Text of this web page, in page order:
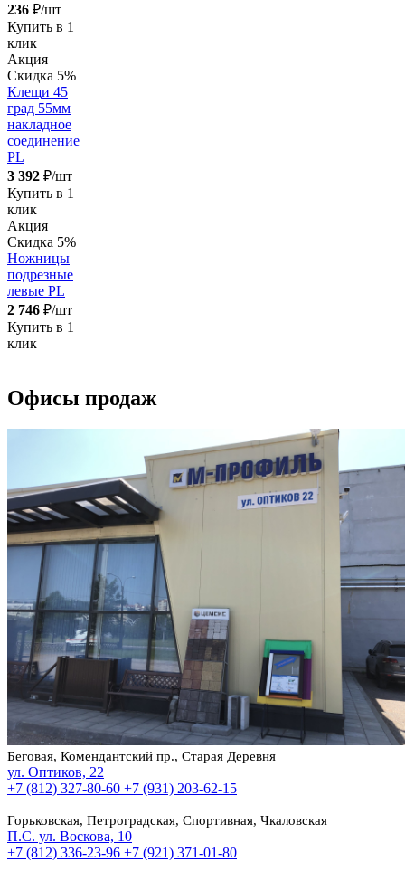
236 ₽/шт
Купить в 1
клик
Акция
Скидка 5%
Клещи 45
град 55мм
накладное
соединение
PL
3 392 ₽/шт
Купить в 1
клик
Акция
Скидка 5%
Ножницы
подрезные
левые PL
2 746 ₽/шт
Купить в 1
клик
Офисы продаж
Беговая, Комендантский пр., Старая Деревня
ул. Оптиков, 22
+7 (812) 327-80-60 +7 (931) 203-62-15
Горьковская, Петроградская, Спортивная, Чкаловская
П.С. ул. Воскова, 10
+7 (812) 336-23-96 +7 (921) 371-01-80